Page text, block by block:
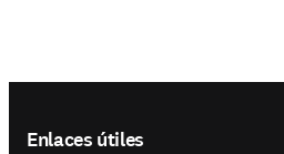
Enlaces útiles